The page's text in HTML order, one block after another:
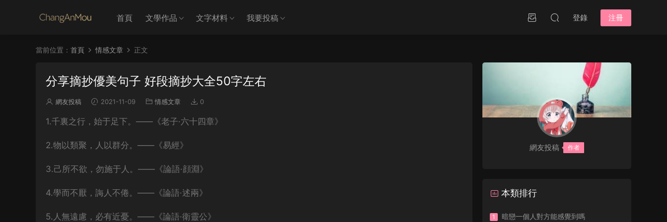
首頁 文學作品 文字材料 我要投稿 登錄 注冊
當前位置： 首頁 情感文章 正文
分享摘抄優美句子 好段摘抄大全50字左右
網友投稿 2021-11-09 情感文章 0
1.千裏之行，始于足下。——《老子·六十四章》
2.物以類聚，人以群分。——《易經》
3.己所不欲，勿施于人。——《論語·顔淵》
4.學而不厭，誨人不倦。——《論語·述兩》
5.人無遠慮，必有近憂。——《論語·衛靈公》
網友投稿 作者
本類排行
1 暗戀一個人對方能感覺到嗎